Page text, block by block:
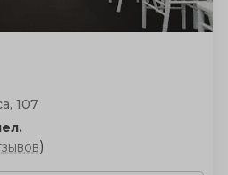
107
)